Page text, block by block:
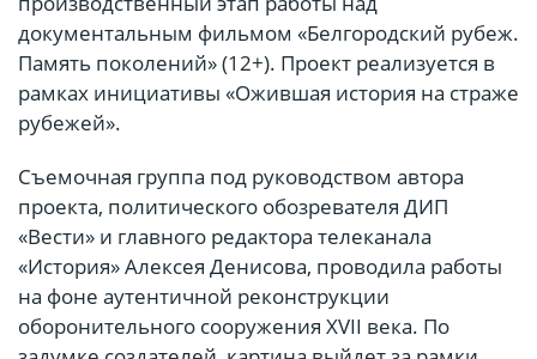
документальным фильмом «Белгородский рубеж.
Память поколений» (12+). Проект реализуется в
рамках инициативы «Ожившая история на страже
рубежей».
Съемочная группа под руководством автора
проекта, политического обозревателя ДИП
«Вести» и главного редактора телеканала
«История» Алексея Денисова, проводила работы
на фоне аутентичной реконструкции
оборонительного сооружения XVII века. По